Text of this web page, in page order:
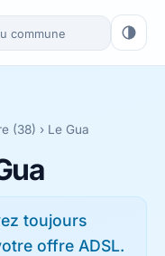
(38) › Le Gua
toujours
offre ADSL.